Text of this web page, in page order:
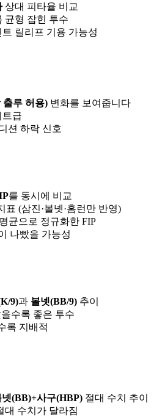
상대 피타율 비교
균형 잡힌 투수
릴리프 기용 가능성
루 허용) 변화를 보여줍니다
트급
션 하락 신호
를 동시에 비교
표 (삼진·볼넷·홈런만 반영)
균으로 정규화한 FIP
나빴을 가능성
9)과 볼넷(BB/9) 추이
수록 좋은 투수
록 지배적
넷(BB)+사구(HBP) 절대 수치 추이
대 수치가 달라짐